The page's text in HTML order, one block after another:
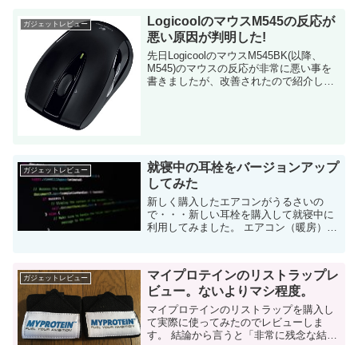
ガジェットレビュー
LogicoolのマウスM545の反応が
悪い原因が判明した!
先日LogicoolのマウスM545BK(以降、
M545)のマウスの反応が非常に悪い事を
書きましたが、改善されたので紹介しま
ガジェットレビュー
就寝中の耳栓をバージョンアップ
してみた
新しく購入したエアコンがうるさいの
で・・・新しい耳栓を購入して就寝中に
利用してみました。 エアコン（暖房）が
た）ので、新しいエアコンを購入しま
し...
ガジェットレビュー
マイプロテインのリストラップレ
ビュー。ないよりマシ程度。
マイプロテインのリストラップを購入し
て実際に使ってみたのでレビューしま
す。 結論から言うと「非常に残念な結